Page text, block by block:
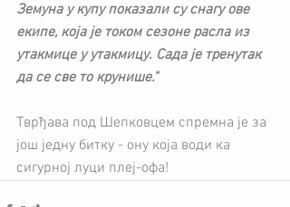
Земуна у купу показали су снагу ове
екипе, која је током сезоне расла из
утакмице у утакмицу. Сада је тренутак
да се све то крунише."
Тврђава под Шепковцем спремна је за
још једну битку - ону која води ка
сигурној луци плеј-офа!